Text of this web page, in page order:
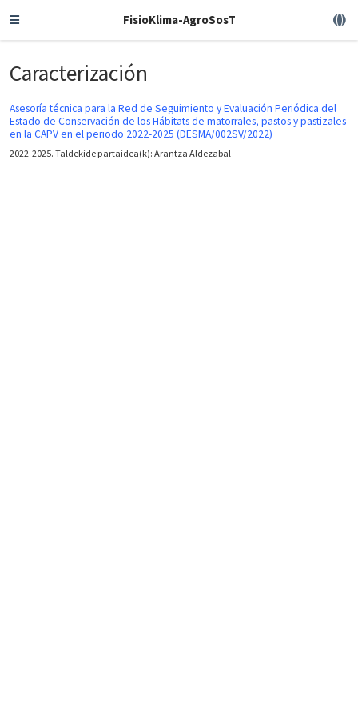
FisioKlima-AgroSosT
Caracterización
Asesoría técnica para la Red de Seguimiento y Evaluación Periódica del
Estado de Conservación de los Hábitats de matorrales, pastos y pastizales
en la CAPV en el periodo 2022-2025 (DESMA/002SV/2022)
2022-2025. Taldekide partaidea(k): Arantza Aldezabal